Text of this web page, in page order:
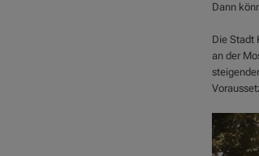
Dann
Die Stadt
an der